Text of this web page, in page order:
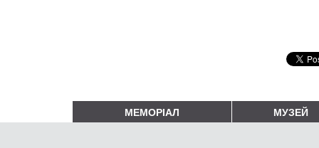
МЕМОРІАЛ МУЗЕЙ